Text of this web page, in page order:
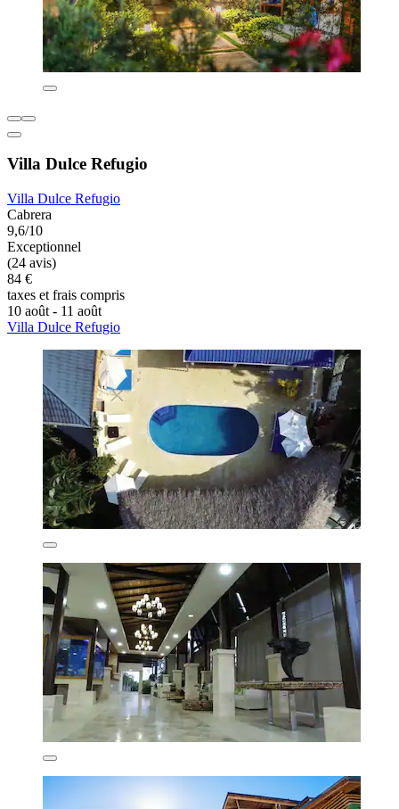
Villa Dulce Refugio
Villa Dulce Refugio
Cabrera
9,6/10
Exceptionnel
(24 avis)
84 €
taxes et frais compris
10 août - 11 août
Villa Dulce Refugio